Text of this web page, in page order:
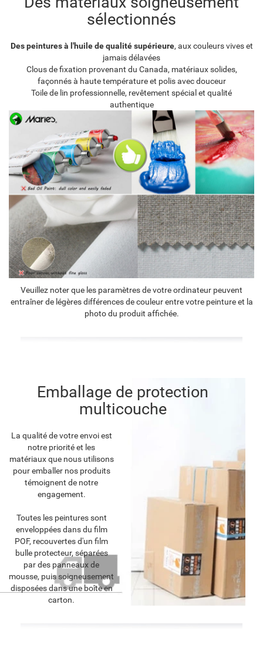
sélectionnés
Des peintures à l'huile de qualité supérieure, aux couleurs vives et
jamais délavées
Clous de fixation provenant du Canada, matériaux solides,
façonnés à haute température et polis avec douceur
Toile de lin professionnelle, revêtement spécial et qualité
authentique
Veuillez noter que les paramètres de votre ordinateur peuvent
entraîner de légères différences de couleur entre votre peinture et la
photo du produit affichée.
Emballage de protection
multicouche
La qualité de votre envoi est
notre priorité et les
matériaux que nous utilisons
pour emballer nos produits
témoignent de notre
engagement.
Toutes les peintures sont
enveloppées dans du film
POF, recouvertes d'un film
bulle protecteur, séparées
par des panneaux de
mousse, puis soigneusement
disposées dans une boîte en
carton.